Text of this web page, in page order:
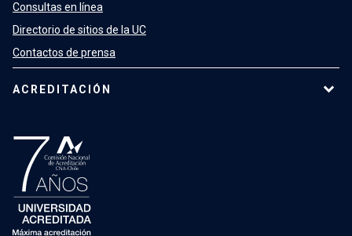
Consultas en línea
Directorio de sitios de la UC
Contactos de prensa
ACREDITACIÓN